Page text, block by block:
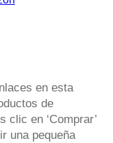
en esta
de
clic en ‘Comprar’
una pequeña